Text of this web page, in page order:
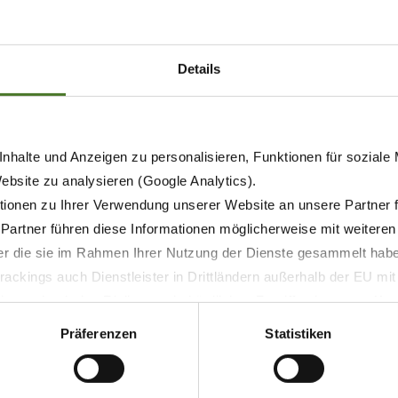
Details
und Anzeigen zu personalisieren, Funktionen für soziale
zu analysieren (Google Analytics).
zu Ihrer Verwendung unserer Website an unsere Partner
führen diese Informationen möglicherweise mit
die sie im Rahmen Ihrer Nutzung der Dienste gesammelt
auch Dienstleister in Drittländern außerhalb der EU
wodurch das Risiko von behördlichen Zugriffen bzw. von
Präferenzen Statistiken
schonende Beladung gewährleistet, auch wenn
über das innovative und mit der DLG-Silbermedaille
Silo angelegt werden, kann der Bediener einfach die
der Fahrgeschwindigkeit des Schleppers an. Nach
auf die steigende Nachfrage von Kunden aus dem
verzichten wollen.